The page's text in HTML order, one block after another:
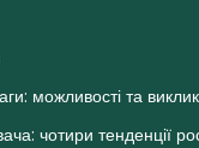
​​можливості та
чотири тенденції